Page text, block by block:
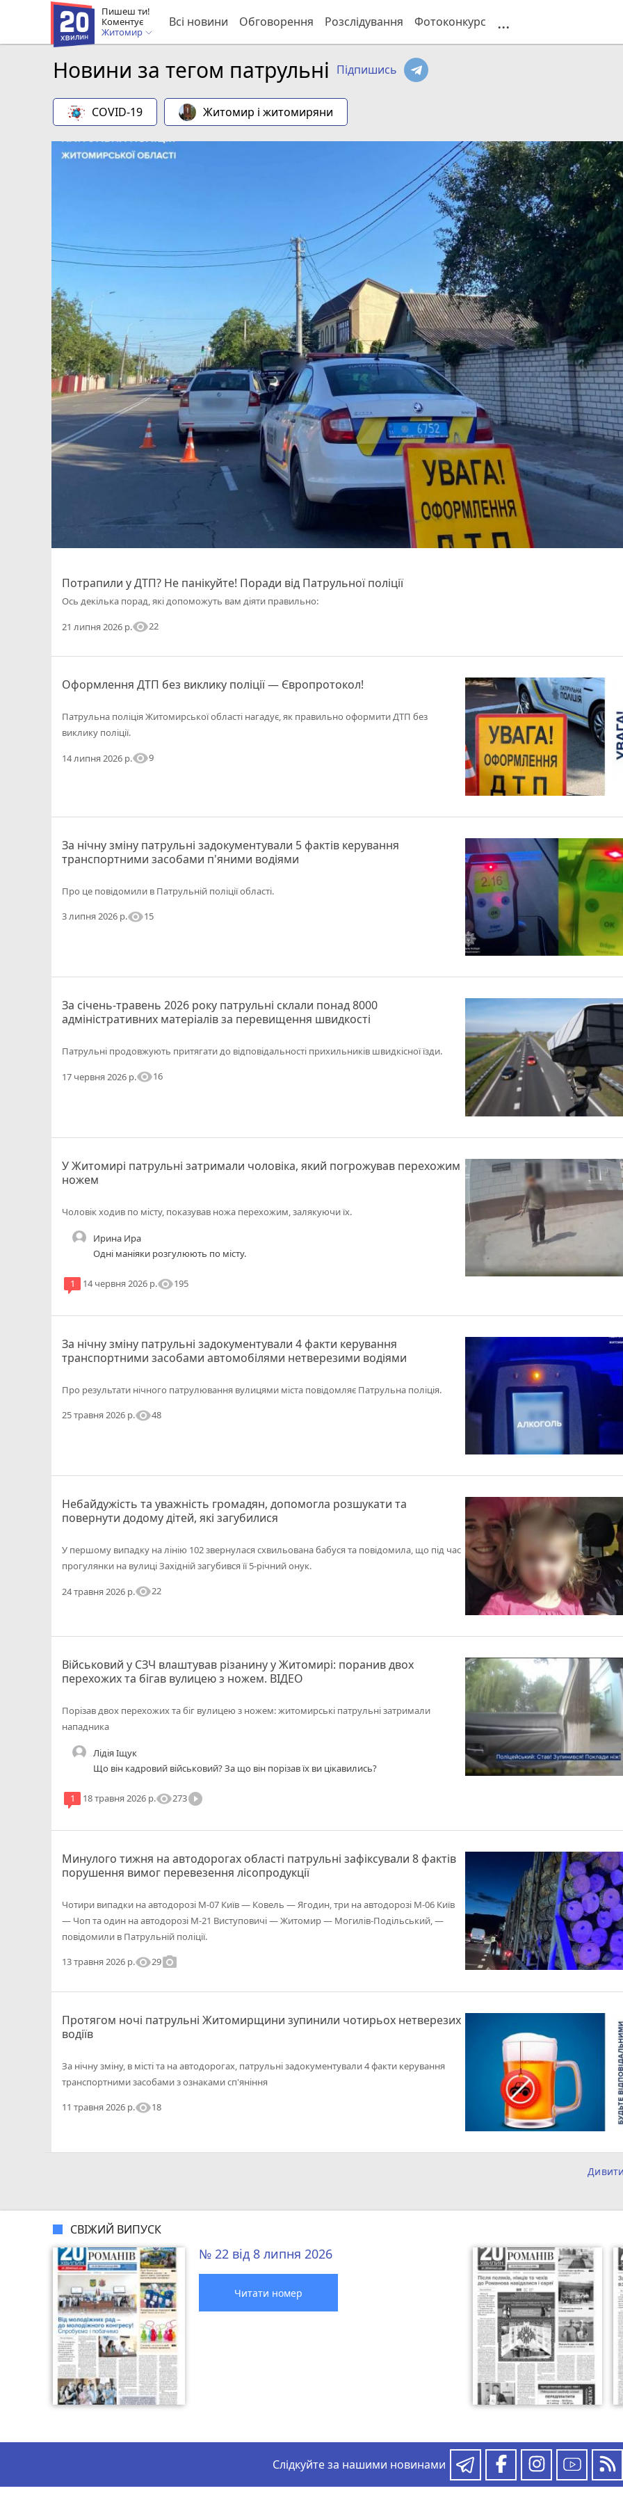
Пишеш ти!
Коментує
Житомир
Всі новини Обговорення Розслідування Фотоконкурс ...
Новини за тегом патрульні Підпишись
COVID-19 Житомир і житомиряни
Потрапили у ДТП? Не панікуйте! Поради від Патрульної поліції
Ось декілька порад, які допоможуть вам діяти правильно:
21 липня 2026 р.visibility22
Оформлення ДТП без виклику поліції — Європротокол!
Патрульна поліція Житомирської області нагадує, як правильно оформити ДТП без
виклику поліції.
14 липня 2026 р.visibility9
За нічну зміну патрульні задокументували 5 фактів керування
транспортними засобами п'яними водіями
Про це повідомили в Патрульній поліції області.
3 липня 2026 р.visibility15
За січень-травень 2026 року патрульні склали понад 8000
адміністративних матеріалів за перевищення швидкості
Патрульні продовжують притягати до відповідальності прихильників швидкісної їзди.
17 червня 2026 р.visibility16
У Житомирі патрульні затримали чоловіка, який погрожував перехожим
ножем
Чоловік ходив по місту, показував ножа перехожим, залякуючи їх.
Ирина Ира
Одні маніяки розгулюють по місту.
1 14 червня 2026 р.visibility195
За нічну зміну патрульні задокументували 4 факти керування
транспортними засобами автомобілями нетверезими водіями
Про результати нічного патрулювання вулицями міста повідомляє Патрульна поліція.
25 травня 2026 р.visibility48
Небайдужість та уважність громадян, допомогла розшукати та
повернути додому дітей, які загубилися
У першому випадку на лінію 102 звернулася схвильована бабуся та повідомила, що під час
прогулянки на вулиці Західній загубився її 5-річний онук.
24 травня 2026 р.visibility22
Військовий у СЗЧ влаштував різанину у Житомирі: поранив двох
перехожих та бігав вулицею з ножем. ВІДЕО
Порізав двох перехожих та біг вулицею з ножем: житомирські патрульні затримали
нападника
Лідія Іщук
Що він кадровий військовий? За що він порізав їх ви цікавились?
1 18 травня 2026 р.visibility273play_circle_filled
Минулого тижня на автодорогах області патрульні зафіксували 8 фактів
порушення вимог перевезення лісопродукції
Чотири випадки на автодорозі М-07 Київ — Ковель — Ягодин, три на автодорозі М-06 Київ
— Чоп та один на автодорозі М-21 Виступовичі — Житомир — Могилів-Подільський, —
повідомили в Патрульній поліції.
13 травня 2026 р.visibility29photo_camera
Протягом ночі патрульні Житомирщини зупинили чотирьох нетверезих
водіїв
За нічну зміну, в місті та на автодорогах, патрульні задокументували 4 факти керування
транспортними засобами з ознаками сп'яніння
11 травня 2026 р.visibility18
СВІЖИЙ ВИПУСК
№ 22 від 8 липня 2026
Читати номер
Слідкуйте за нашими новинами